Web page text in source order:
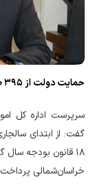
حمایت دولت از ۳۹۵ طرح تولیدی و اشتغال‌زا در خراسان‌شمالی
سرپرست اداره کل
خراسان‌شمالی